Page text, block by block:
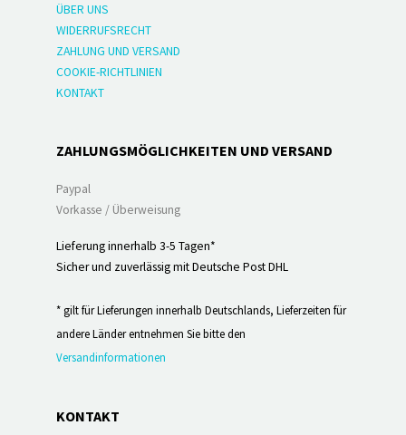
ÜBER UNS
WIDERRUFSRECHT
ZAHLUNG UND VERSAND
COOKIE-RICHTLINIEN
KONTAKT
ZAHLUNGSMÖGLICHKEITEN UND VERSAND
Paypal
Vorkasse / Überweisung
Lieferung innerhalb 3-5 Tagen*
Sicher und zuverlässig mit Deutsche Post DHL
* gilt für Lieferungen innerhalb Deutschlands, Lieferzeiten für
andere Länder entnehmen Sie bitte den
Versandinformationen
KONTAKT